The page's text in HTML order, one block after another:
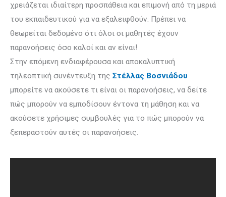
χρειάζεται ιδιαίτερη προσπάθεια και επιμονή από τη μεριά
του εκπαιδευτικού για να εξαλειφθούν. Πρέπει να
θεωρείται δεδομένο ότι όλοι οι μαθητές έχουν
παρανοήσεις όσο καλοί και αν είναι!
Στην επόμενη ενδιαφέρουσα και αποκαλυπτική
τηλεοπτική συνέντευξη της Στέλλας Βοσνιάδου
μπορείτε να ακούσετε τι είναι οι παρανοήσεις, να δείτε
πώς μπορούν να εμποδίσουν έντονα τη μάθηση και να
ακούσετε χρήσιμες συμβουλές για το πώς μπορούν να
ξεπεραστούν αυτές οι παρανοήσεις.